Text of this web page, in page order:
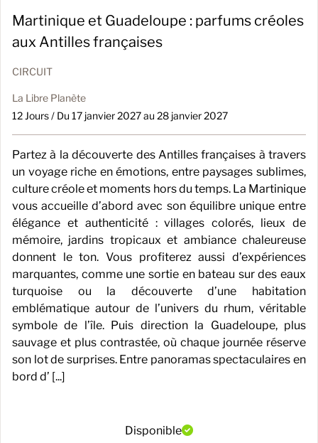
Martinique et Guadeloupe : parfums créoles
aux Antilles françaises
CIRCUIT
La Libre Planète
12 Jours / Du 17 janvier 2027 au 28 janvier 2027
Partez à la découverte des Antilles françaises à travers
un voyage riche en émotions, entre paysages sublimes,
culture créole et moments hors du temps. La Martinique
vous accueille d’abord avec son équilibre unique entre
élégance et authenticité : villages colorés, lieux de
mémoire, jardins tropicaux et ambiance chaleureuse
donnent le ton. Vous profiterez aussi d’expériences
marquantes, comme une sortie en bateau sur des eaux
turquoise ou la découverte d’une habitation
emblématique autour de l’univers du rhum, véritable
symbole de l’île. Puis direction la Guadeloupe, plus
sauvage et plus contrastée, où chaque journée réserve
son lot de surprises. Entre panoramas spectaculaires en
bord d’ [...]
Disponible